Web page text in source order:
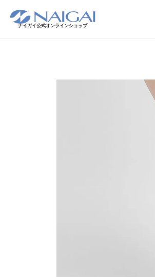
ナイガイ公式オンラインショップ